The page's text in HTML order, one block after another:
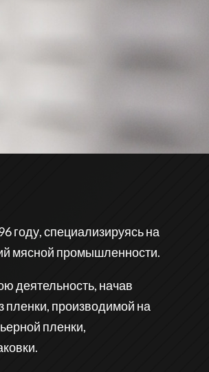
году, специализируясь на
мясной промышленности.
деятельность, начав
пленки, производимой на
пленки,